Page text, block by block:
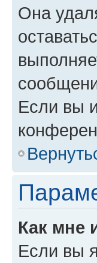
Она
Если вы
Как мне
Если вы